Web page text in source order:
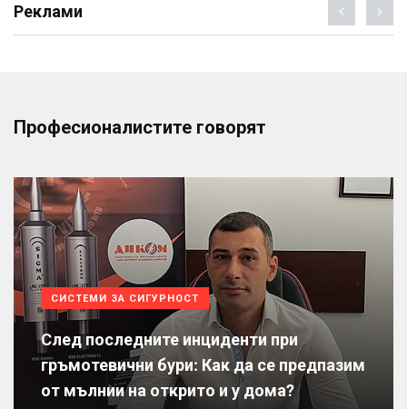
Реклами
Професионалистите говорят
СИСТЕМИ ЗА СИГУРНОСТ
След последните инциденти при
гръмотевични бури: Как да се предпазим
от мълнии на открито и у дома?